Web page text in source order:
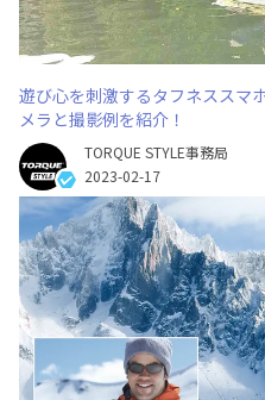
遊び心を刺激するタフネススマ
メラと撮影例を紹介！
TORQUE STYLE事務局
2023-02-17